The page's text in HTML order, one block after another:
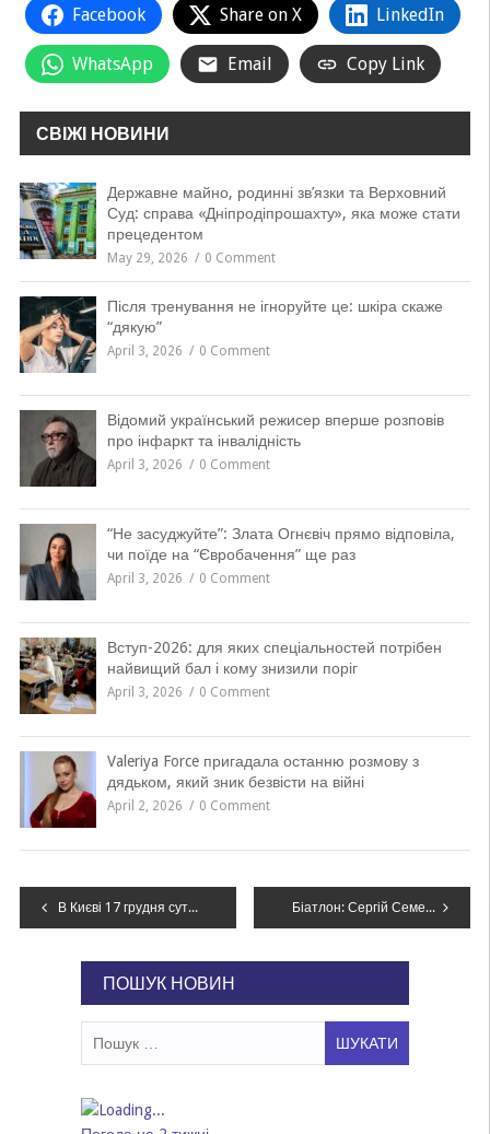
Facebook Share on X LinkedIn
WhatsApp Email Copy Link
СВІЖІ НОВИНИ
Державне майно, родинні зв’язки та Верховний
Суд: справа «Дніпродіпрошахту», яка може стати
прецедентом
May 29, 2026 0 Comment
Після тренування не ігноруйте це: шкіра скаже
“дякую”
April 3, 2026 0 Comment
Відомий український режисер вперше розповів
про інфаркт та інвалідність
April 3, 2026 0 Comment
“Не засуджуйте”: Злата Огнєвіч прямо відповіла,
чи поїде на “Євробачення” ще раз
April 3, 2026 0 Comment
Вступ-2026: для яких спеціальностей потрібен
найвищий бал і кому знизили поріг
April 3, 2026 0 Comment
Valeriya Force пригадала останню розмову з
дядьком, який зник безвісти на війні
April 2, 2026 0 Comment
Навігація
В Києві 17 грудня суттєво перевищено рекорд максимальної температури – метеорологи Біатлон: Сергій Семенов виграв гонку на Кубку IBU
ПОШУК НОВИН